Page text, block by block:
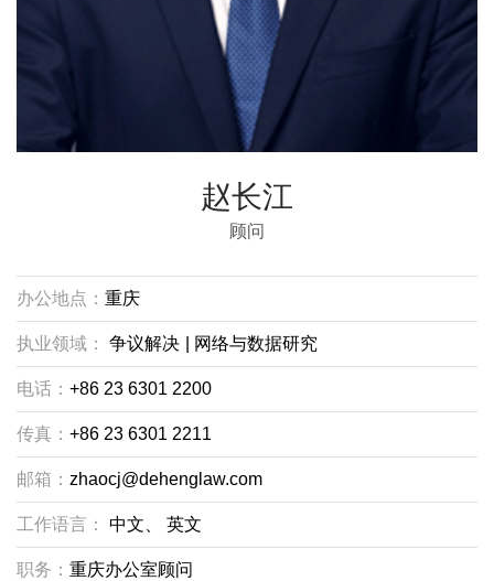
赵长江
顾问
办公地点： 重庆
执业领域： 争议解决 网络与数据研究
电话： +86 23 6301 2200
传真： +86 23 6301 2211
邮箱： zhaocj@dehenglaw.com
工作语言： 中文、 英文
职务： 重庆办公室顾问